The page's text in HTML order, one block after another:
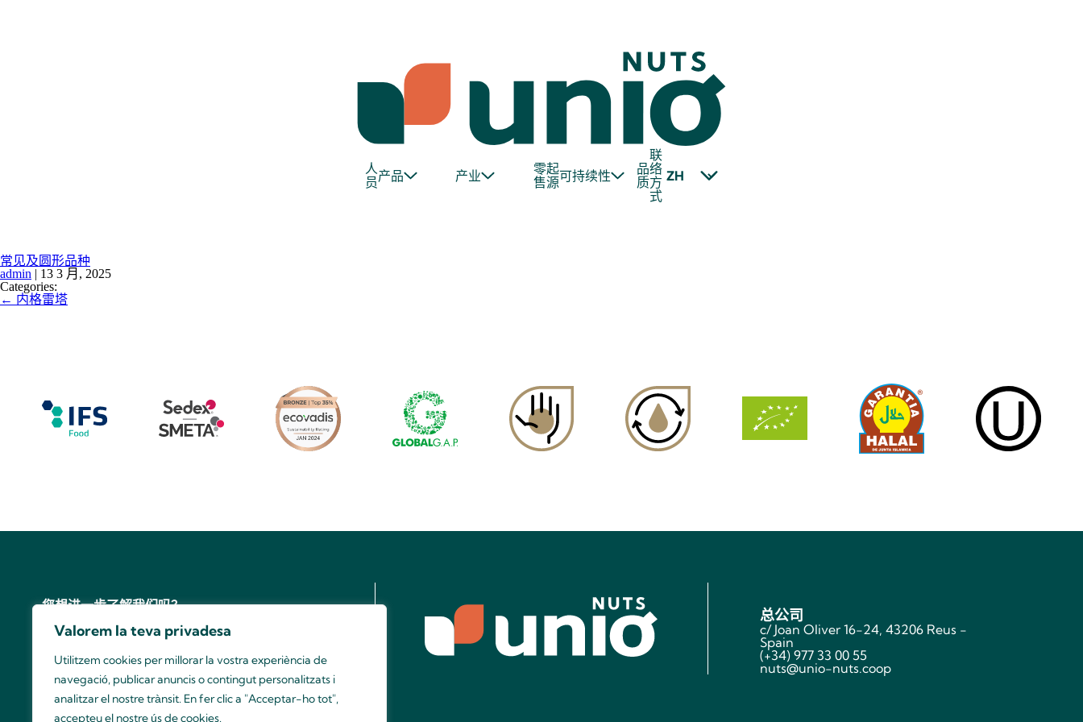
Valorem la teva privadesa
Utilitzem cookies per millorar la vostra experiència de
navegació, publicar anuncis o contingut personalitzats i
analitzar el nostre trànsit. En fer clic a "Acceptar-ho tot",
accepteu el nostre ús de cookies.
人
员产品 产业
零
售
起
源可持续性
品
质
联
络
方
式
常见及圆形品种
admin | 13 3 月, 2025
Categories:
← 内格雷塔
您想进一步了解我们吗？
你好
总公司
c/ Joan Oliver 16-24, 43206 Reus -
Spain
(+34) 977 33 00 55
nuts@unio-nuts.coop
Unió Nuts SCCL-版权所有-